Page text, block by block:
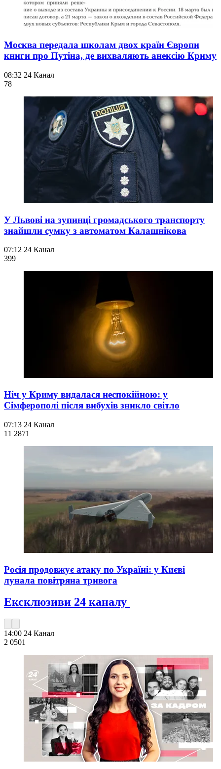
Москва передала школам двох країн Європи
книги про Путіна, де вихваляють анексію Криму
08:32 24 Канал
78
У Львові на зупинці громадського транспорту
знайшли сумку з автоматом Калашнікова
07:12 24 Канал
399
Ніч у Криму видалася неспокійною: у
Сімферополі після вибухів зникло світло
07:13 24 Канал
11 2871
Росія продовжує атаку по Україні: у Києві
лунала повітряна тривога
Ексклюзиви 24 каналу
14:00 24 Канал
2 0501